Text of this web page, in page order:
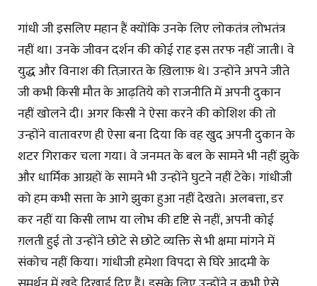
गांधी जी इसलिए महान हैं क्योंकि उनके लिए लोकतंत्र लोभतंत्र
नहीं था। उनके जीवन दर्शन की कोई राह इस तरफ नहीं जाती। वे
युद्ध और विनाश की तिज़ारत के ख़िलाफ़ थे। उन्होंने अपने जीते
जी कभी किसी मौत के आढ़तिये को राजनीति में अपनी दुकान
नहीं खोलने दी। अगर किसी ने ऐसा करने की कोशिश की तो
उन्होंने वातावरण ही ऐसा बना दिया कि वह खु़द अपनी दुकान के
शटर गिराकर चला गया। वे जनमत के बल के सामने भी नहीं झुके
और धार्मिक आग्रहों के सामने भी उन्होंने घुटने नहीं टेके। गांधीजी
को हम कभी सत्ता के आगे झुका हुआ नहीं देखते। अलबत्ता, डर
कर नहीं या किसी लाभ या लोभ की दृष्टि से नहीं, अपनी कोई
ग़लती हुई तो उन्होंने छोटे से छोटे व्यक्ति से भी क्षमा मांगने में
संकोच नहीं किया। गांधीजी हमेशा विपदा से घिरे आदमी के